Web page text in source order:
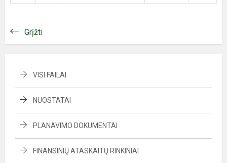
Grįžti
VISI FAILAI
NUOSTATAI
PLANAVIMO DOKUMENTAI
FINANSINIŲ ATASKAITŲ RINKINIAI